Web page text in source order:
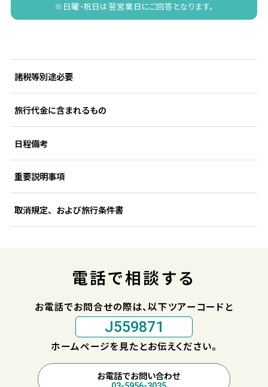
※日曜・祝日は翌営業日にご回答となります。
諸税等別途必要
旅行代金に含まれるもの
日程備考
重要説明事項
取消規定、および旅行条件書
電話で相談する
お電話でお問合せの際は、以下ツアーコードと
J559871
ホームページを見たとお伝えください。
お電話でお問い合わせ